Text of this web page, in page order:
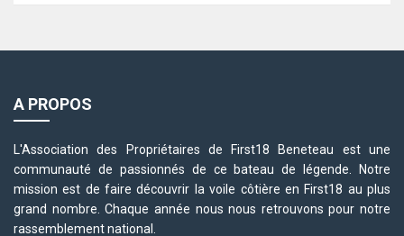
A PROPOS
L'Association des Propriétaires de First18 Beneteau est une
communauté de passionnés de ce bateau de légende. Notre
mission est de faire découvrir la voile côtière en First18 au plus
grand nombre. Chaque année nous nous retrouvons pour notre
rassemblement national.